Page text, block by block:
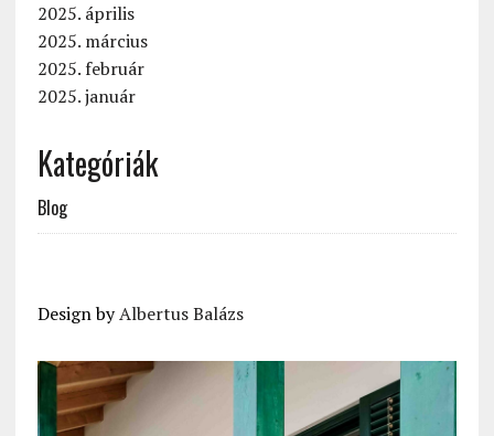
2025. április
2025. március
2025. február
2025. január
Kategóriák
Blog
Design byAlbertus Balázs